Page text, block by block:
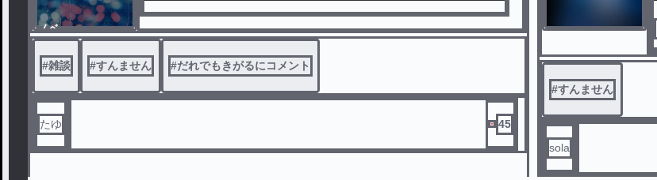
ノベ
ル
#雑談 #すんません #だれでもきがるにコメント
たゆ 45
#すんません
sola